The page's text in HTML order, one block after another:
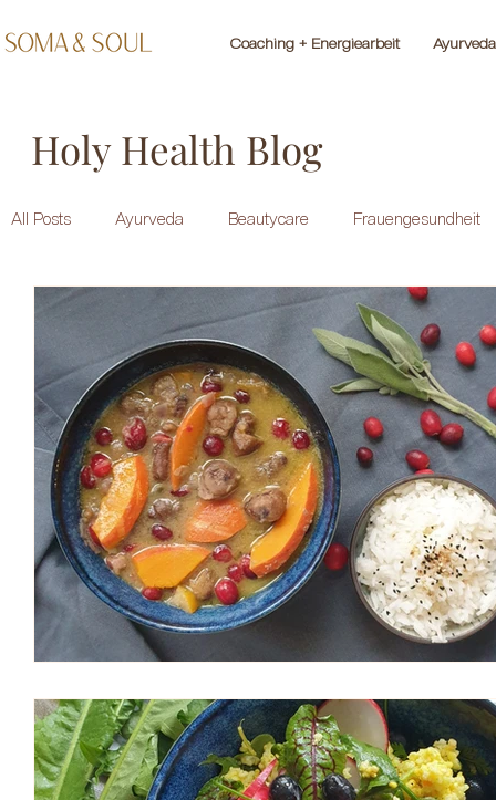
Coaching + Energiearbeit Ayurveda
Holy Health Blog
All Posts Ayurveda Beautycare Frauengesundheit
Healing Herbs Meditation